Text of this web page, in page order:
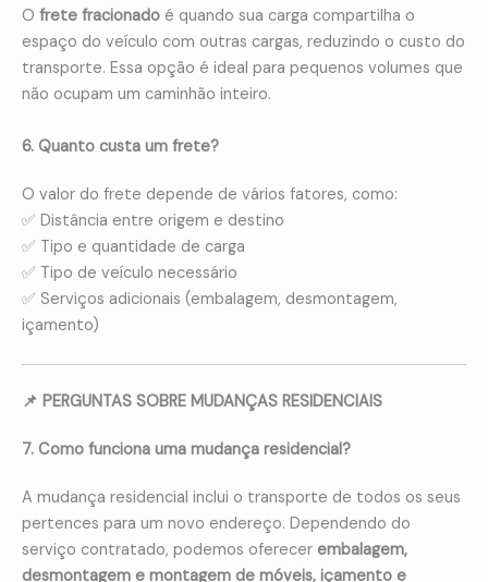
O frete fracionado é quando sua carga compartilha o
espaço do veículo com outras cargas, reduzindo o custo do
transporte. Essa opção é ideal para pequenos volumes que
não ocupam um caminhão inteiro.
6. Quanto custa um frete?
O valor do frete depende de vários fatores, como:
✅ Distância entre origem e destino
✅ Tipo e quantidade de carga
✅ Tipo de veículo necessário
✅ Serviços adicionais (embalagem, desmontagem,
içamento)
📌 PERGUNTAS SOBRE MUDANÇAS RESIDENCIAIS
7. Como funciona uma mudança residencial?
A mudança residencial inclui o transporte de todos os seus
pertences para um novo endereço. Dependendo do
serviço contratado, podemos oferecer embalagem,
desmontagem e montagem de móveis, içamento e